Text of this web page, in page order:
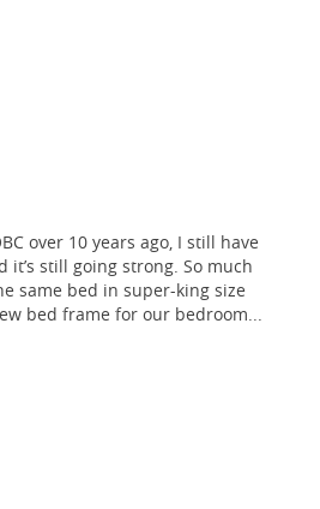
over 10 years ago, I still have
it’s still going strong. So much
same bed in super-king size
bed frame for our bedroom...